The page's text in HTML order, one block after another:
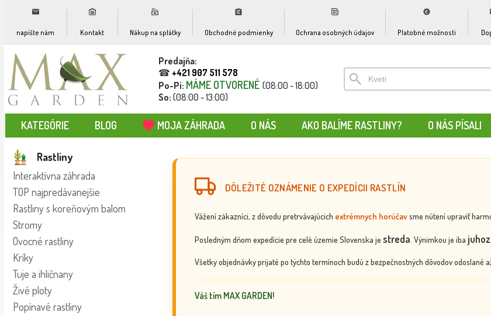
napíšte nám Kontakt Nákup na splátky Obchodné podmienky Ochrana osobných údajov Platobné možnosti
Predajňa:
☎ +421 907 511 578
Po-Pi: MÁME OTVORENÉ (08:00 - 18:00)
So: (08:00 - 13:00)
KATEGÓRIE BLOG MOJA ZÁHRADA O NÁS AKO BALÍME RASTLINY? O NÁS PÍSALI
Rastliny
Interaktívna záhrada
TOP najpredávanejšie
Rastliny s koreňovým balom
Stromy
Ovocné rastliny
Kríky
Tuje a ihličnany
Živé ploty
Popínavé rastliny
DÔLEŽITÉ OZNÁMENIE O EXPEDÍCII RASTLÍN
Vážení zákazníci, z dôvodu pretrvávajúcich extrémnych horúčavsme nútení upraviť
Posledným dňom expedície pre celé územie Slovenska je streda . Výnimkou je iba
Všetky objednávky prijaté po týchto termínoch budú z bezpečnostných dôvodov odoslané
Váš tím MAX GARDEN!